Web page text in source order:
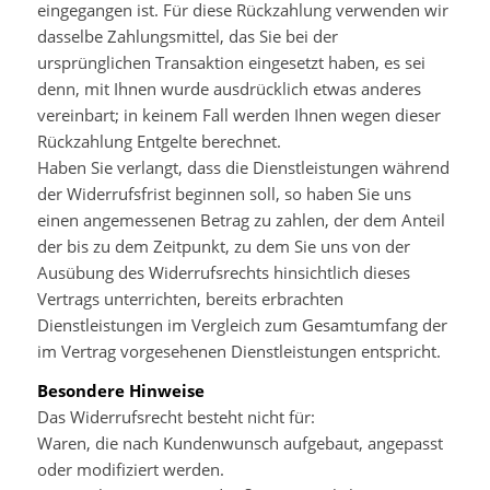
eingegangen ist. Für diese Rückzahlung verwenden wir
dasselbe Zahlungsmittel, das Sie bei der
ursprünglichen Transaktion eingesetzt haben, es sei
denn, mit Ihnen wurde ausdrücklich etwas anderes
vereinbart; in keinem Fall werden Ihnen wegen dieser
Rückzahlung Entgelte berechnet.
Haben Sie verlangt, dass die Dienstleistungen während
der Widerrufsfrist beginnen soll, so haben Sie uns
einen angemessenen Betrag zu zahlen, der dem Anteil
der bis zu dem Zeitpunkt, zu dem Sie uns von der
Ausübung des Widerrufsrechts hinsichtlich dieses
Vertrags unterrichten, bereits erbrachten
Dienstleistungen im Vergleich zum Gesamtumfang der
im Vertrag vorgesehenen Dienstleistungen entspricht.
Besondere Hinweise
Das Widerrufsrecht besteht nicht für:
Waren, die nach Kundenwunsch aufgebaut, angepasst
oder modifiziert werden.